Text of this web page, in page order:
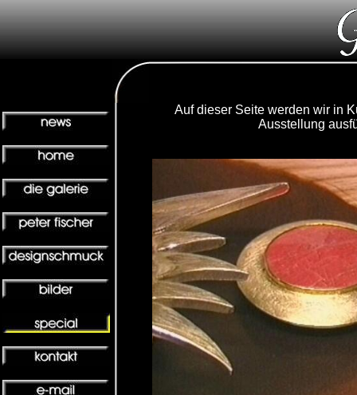
Auf dieser Seite werden wir in
Ausstellung